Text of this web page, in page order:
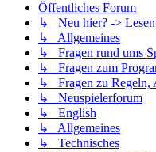
Öffentliches Forum
↳ Neu hier? ->
↳ Allgemeines
↳ Fragen rund ums
↳ Fragen zum
↳ Fragen zu Regeln,
↳ Neuspielerforum
↳ English
↳ Allgemeines
↳ Technisches